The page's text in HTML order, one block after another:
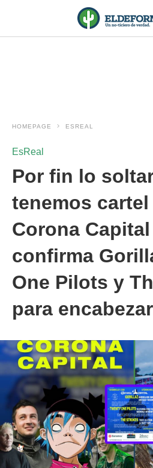
HOMEPAGE ESREAL
EsReal
Por fin lo
tenemos cartel
Corona
confirma
One Pilots y
para